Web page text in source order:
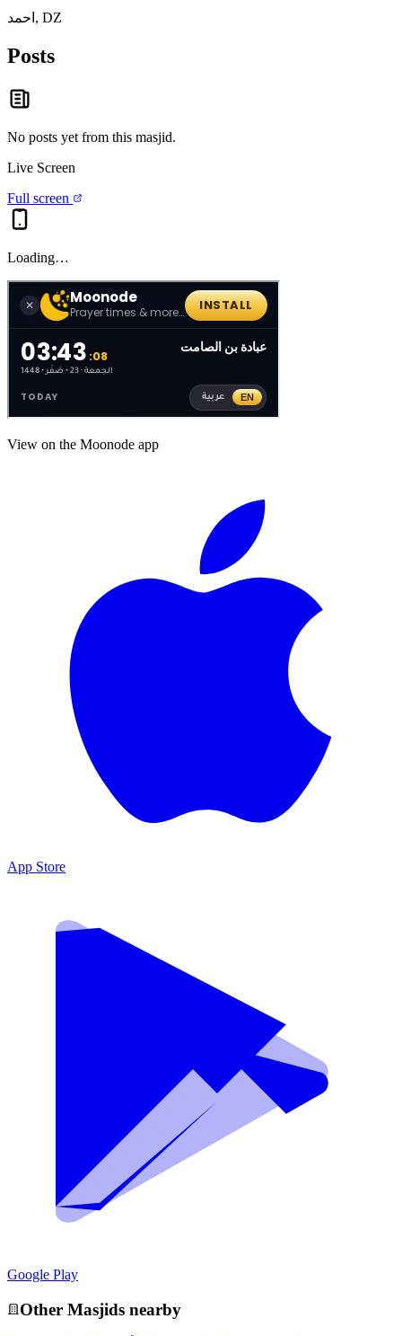
احمد, DZ
Posts
No posts yet from this masjid.
Live Screen
Full screen
Loading…
View on the Moonode app
App Store
Google Play
Other Masjids nearby